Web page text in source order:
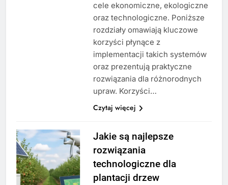
cele ekonomiczne, ekologiczne
oraz technologiczne. Poniższe
rozdziały omawiają kluczowe
korzyści płynące z
implementacji takich systemów
oraz prezentują praktyczne
rozwiązania dla różnorodnych
upraw. Korzyści…
Czytaj więcej
Jakie są najlepsze
rozwiązania
technologiczne dla
plantacji drzew